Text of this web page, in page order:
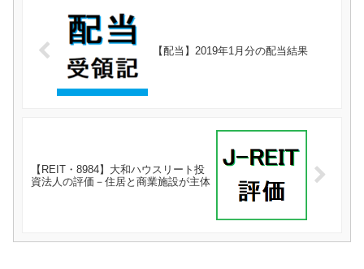
【配当】2019年1月分の配当結果
【REIT・8984】大和ハウスリート投
資法人の評価－住居と商業施設が主体